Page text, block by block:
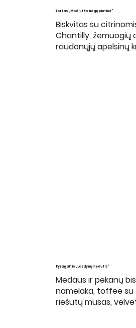
Tortas „Močiutės uogų pintinė“
Biskvitas su
Chantilly, žemuogių
raudonųjų apelsinų
Pyragaitis „Lazdynų medutis“
Medaus ir pekanų
namelaka, toffee
riešutų musas,